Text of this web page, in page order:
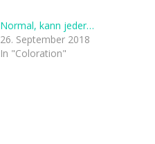
Normal, kann jeder…
26. September 2018
In "Coloration"